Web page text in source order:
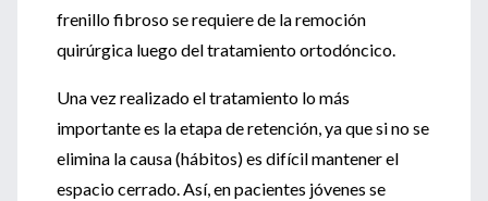
frenillo fibroso se requiere de la remoción
quirúrgica luego del tratamiento ortodóncico.
Una vez realizado el tratamiento lo más
importante es la etapa de retención, ya que si no se
elimina la causa (hábitos) es difícil mantener el
espacio cerrado. Así, en pacientes jóvenes se